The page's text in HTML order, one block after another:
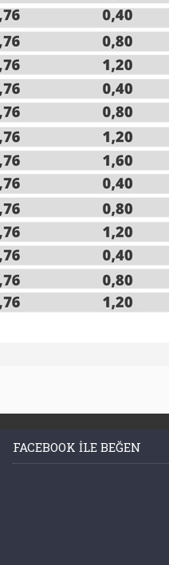
FACEBOOK ILE BEĞEN